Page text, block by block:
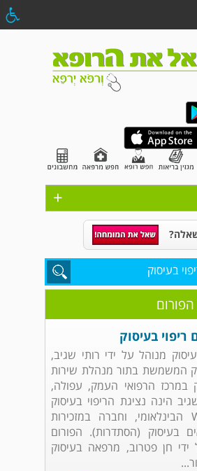
+
בעיסוק
ריפוי בעיסוק
מנוהל על ידי רותי שגיב,
המשמשת בתור מנהלת שירות
במרכז הרפואי העמק, עפולה,
הינה נציגת הריפוי בעיסוק
בארגון WFOT הבינלאומי, וחברה במזכירות
בעיסוק (הסתדרות). הפורום
חן פטרוב, מרפאה בעיסוק